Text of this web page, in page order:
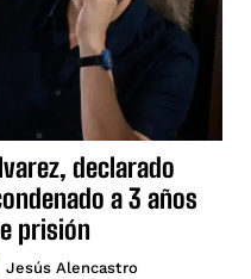
declarado
a 3 años
prisión
Jesús Alencastro